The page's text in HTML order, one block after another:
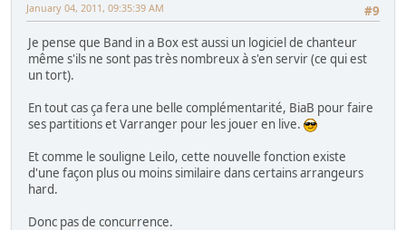
#9
January 04, 2011, 09:35:39 AM
Je pense que Band in a Box est aussi un logiciel de chanteur
même s'ils ne sont pas très nombreux à s'en servir (ce qui est
un tort).
En tout cas ça fera une belle complémentarité, BiaB pour faire
ses partitions et Varranger pour les jouer en live.
Et comme le souligne Leilo, cette nouvelle fonction existe
d'une façon plus ou moins similaire dans certains arrangeurs
hard.
Donc pas de concurrence.